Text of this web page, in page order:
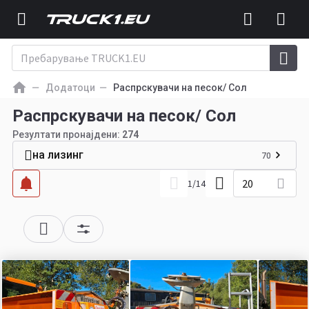
Додатоци Распрскувачи на песок/ Сол
Распрскувачи на песок/ Сол
Резултати пронајдени: 274
на лизинг 70
1/14 20